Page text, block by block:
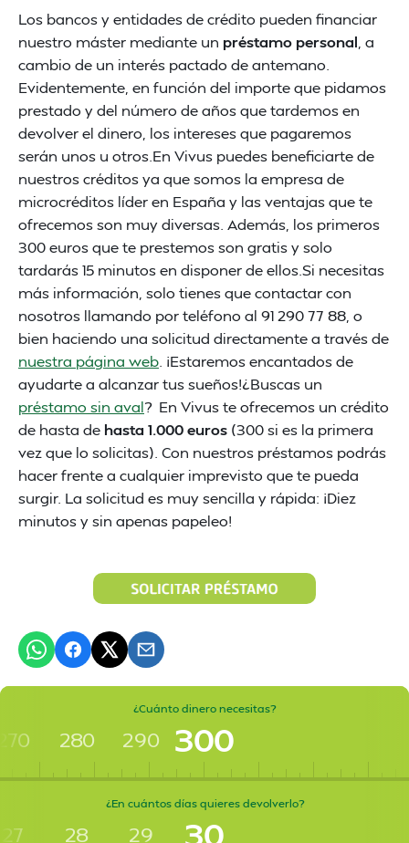
Los bancos y entidades de crédito pueden financiar
nuestro máster mediante un préstamo personal , a
cambio de un interés pactado de antemano.
Evidentemente, en función del importe que pidamos
prestado y del número de años que tardemos en
devolver el dinero, los intereses que pagaremos
serán unos u otros.En Vivus puedes beneficiarte de
nuestros créditos ya que somos la empresa de
microcréditos líder en España y las ventajas que te
ofrecemos son muy diversas. Además, los primeros
300 euros que te prestemos son gratis y solo
tardarás 15 minutos en disponer de ellos.Si necesitas
más información, solo tienes que contactar con
nosotros llamando por teléfono al 91 290 77 88, o
bien haciendo una solicitud directamente a través de
nuestra página web . ¡Estaremos encantados de
ayudarte a alcanzar tus sueños!¿Buscas un
préstamo sin aval? En Vivus te ofrecemos un crédito
de hasta de hasta 1.000 euros (300 si es la primera
vez que lo solicitas). Con nuestros préstamos podrás
hacer frente a cualquier imprevisto que te pueda
surgir. La solicitud es muy sencilla y rápida: ¡Diez
minutos y sin apenas papeleo!
¿Cuánto dinero necesitas?
280 290 300
¿En cuántos días quieres devolverlo?
27 28 29 30